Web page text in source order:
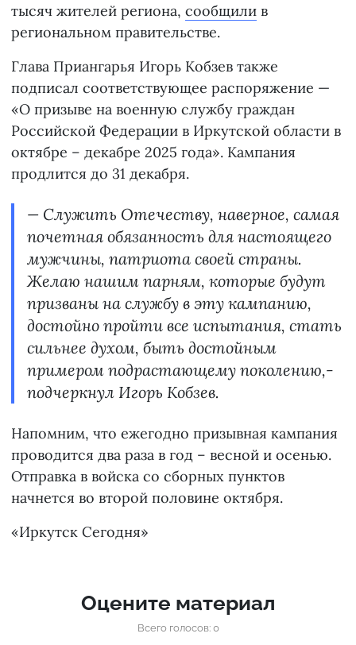
тысяч жителей региона, сообщили в
региональном правительстве.
Глава Приангарья Игорь Кобзев также
подписал соответствующее распоряжение —
«О призыве на военную службу граждан
Российской Федерации в Иркутской области в
октябре – декабре 2025 года». Кампания
продлится до 31 декабря.
— Служить Отечеству, наверное, самая
почетная обязанность для настоящего
мужчины, патриота своей страны.
Желаю нашим парням, которые будут
призваны на службу в эту кампанию,
достойно пройти все испытания, стать
сильнее духом, быть достойным
примером подрастающему поколению,-
подчеркнул Игорь Кобзев.
Напомним, что ежегодно призывная кампания
проводится два раза в год – весной и осенью.
Отправка в войска со сборных пунктов
начнется во второй половине октября.
«Иркутск Сегодня»
Оцените материал
Всего голосов: 0